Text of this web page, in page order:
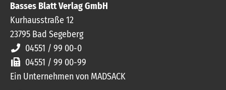
Basses Blatt Verlag GmbH
Kurhausstraße 12
23795 Bad Segeberg
04551 / 99 00-0
04551 / 99 00-99
Ein Unternehmen von MADSACK